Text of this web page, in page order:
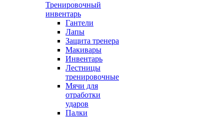
Тренировочный
инвентарь
Гантели
Лапы
Защита тренера
Макивары
Инвентарь
Лестницы
тренировочные
Мячи для
отработки
ударов
Палки